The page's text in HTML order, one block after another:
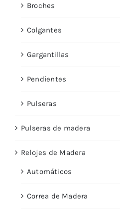
Broches
Colgantes
Gargantillas
Pendientes
Pulseras
Pulseras de madera
Relojes de Madera
Automáticos
Correa de Madera